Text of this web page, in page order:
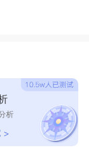
迎
钱钱
进宝
筒
富贵
析